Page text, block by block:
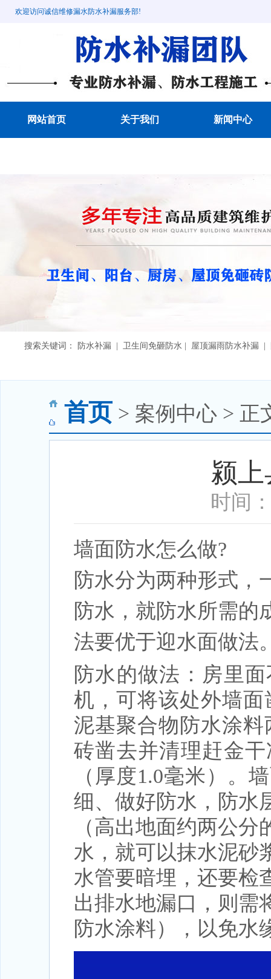
欢迎访问诚信维修漏水防水补漏服务部!
网站首页 关于我们 新闻中心
搜索关键词： 防水补漏 | 卫生间免砸防水 | 屋顶漏雨防水补漏
首页 > 案例中心 > 正
颍
时间
墙面防水怎么做?
防水分为两种形式，
防水，就防水所需的
法要优于迎水面做法
防水的做法：房里
机，可将该处外墙
泥基聚合物防水涂
砖凿去并清理赶金
（厚度1.0毫米）。
细、做好防水，防水
（高出地面约两公
水，就可以抹水泥砂
水管要暗埋，还要检
出排水地漏口，则需
防水涂料），以免水